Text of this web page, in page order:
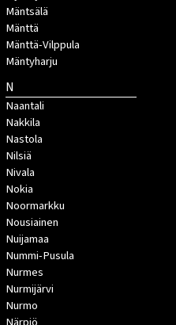
Mäntsälä
Mänttä
Mänttä-Vilppula
Mäntyharju
N
Naantali
Nakkila
Nastola
Nilsiä
Nivala
Nokia
Noormarkku
Nousiainen
Nuijamaa
Nummi-Pusula
Nurmes
Nurmijärvi
Nurmo